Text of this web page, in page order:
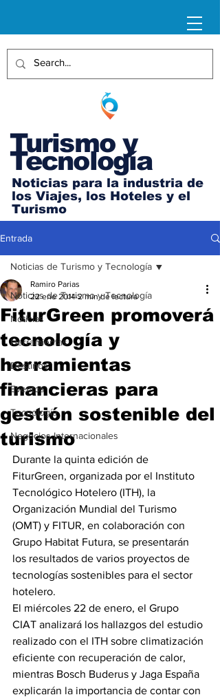
Turismo y
Tecnología
Noticias para la industria de
los Viajes, los Hoteles y el
Turismo
Entrada
Noticias de Turismo y Tecnología
Noticias
Herramientas
Destinos
Eventos
Tecnología
Negocios Internacionales
Noticias de Turismo y Tecnología
FiturGreen promoverá
tecnología y
herramientas
financieras para
gestión sostenible del
turismo
Ramiro Parias
22 ene 2014 2 min de lectura
Durante la quinta edición de
FiturGreen, organizada por el Instituto
Tecnológico Hotelero (ITH), la
Organización Mundial del Turismo
(OMT) y FITUR, en colaboración con
Grupo Habitat Futura, se presentarán
los resultados de varios proyectos de
tecnologías sostenibles para el sector
hotelero.
El miércoles 22 de enero, el Grupo
CIAT analizará los hallazgos del estudio
realizado con el ITH sobre climatización
eficiente con recuperación de calor,
mientras Bosch Buderus y Jaga España
explicarán la importancia de contar con